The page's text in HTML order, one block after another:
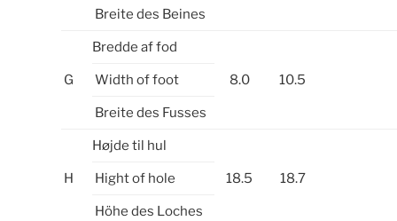
Breite des Beines
G
Bredde af fod
8.0 10.5
Width of foot
Breite des Fusses
H
Højde til hul
18.5 18.7
Hight of hole
Höhe des Loches